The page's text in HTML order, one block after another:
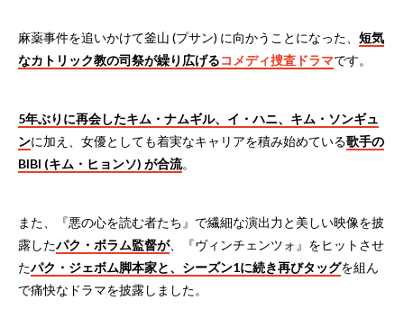
麻薬事件を追いかけて釜山 (プサン) に向かうことになった、 短気
なカトリック教の司祭が繰り広げるコメディ捜査ドラマです。
5年ぶりに再会したキム・ナムギル、イ・ハニ、キム・ソンギュ
ンに加え、女優としても着実なキャリアを積み始めている歌手の
BIBI (キム・ヒョンソ) が合流。
また、『悪の心を読む者たち』で繊細な演出力と美しい映像を披
露したパク・ボラム監督が、『ヴィンチェンツォ』をヒットさせ
たパク・ジェボム脚本家と、シーズン1に続き再びタッグを組ん
で痛快なドラマを披露しました。